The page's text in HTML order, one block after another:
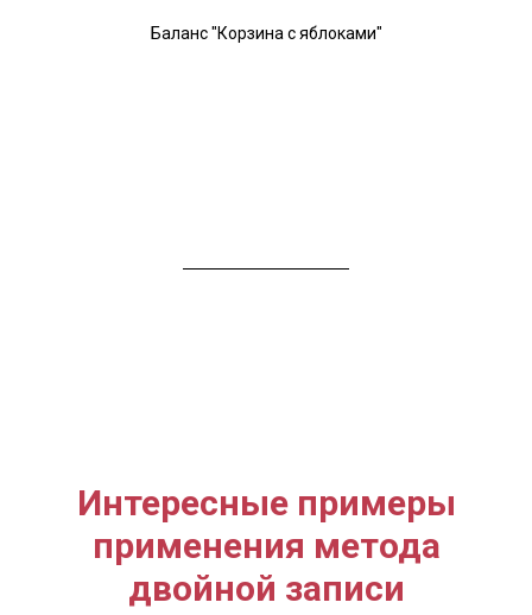
Баланс "Корзина с яблоками"
Интересные примеры
применения метода
двойной записи